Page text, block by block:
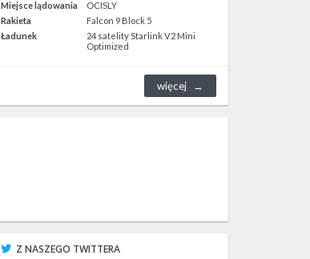
SLC-
4E w
Google
Miejsce lądowania
OCISLY
Rakieta
Falcon 9 Block 5
Ładunek
24 satelity Starlink V2 Mini
Optimized
więcej
Z NASZEGO TWITTERA